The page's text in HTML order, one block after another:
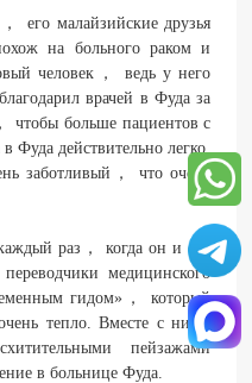
малайзийские друзья
на больного раком и
человек， ведь у него
врачей в Фуда за
чтобы больше пациентов с
Фуда действительно легко.
заботливый， что очень
раз， когда он и его
медицинского
гидом»， который
очень тепло. Вместе с ними
пейзажами
в больнице Фуда.